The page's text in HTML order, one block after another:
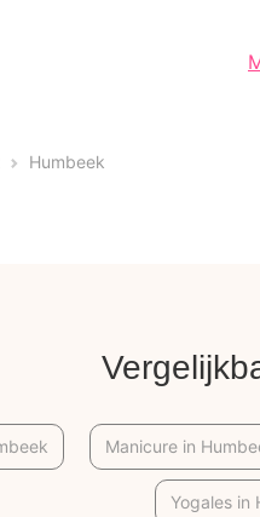
Humbeek
Manicure in
Yogales in